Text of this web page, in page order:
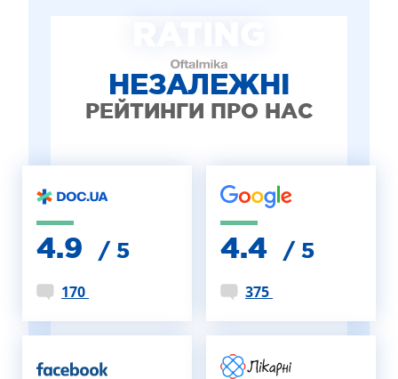
НЕЗАЛЕЖНІ
РЕЙТИНГИ ПРО НАС
4.9 / 5
170
4.4 / 5
375